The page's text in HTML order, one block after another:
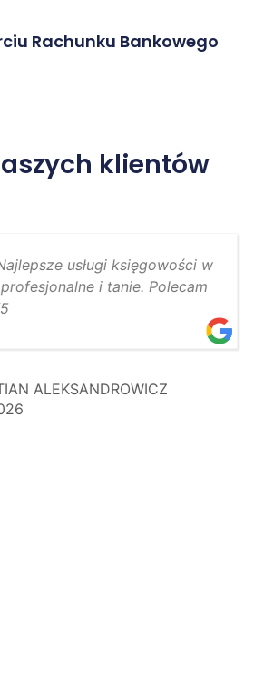
Rachunku Bankowego
klientów
usługi księgowości w
i tanie. Polecam
ALEKSANDROWICZ